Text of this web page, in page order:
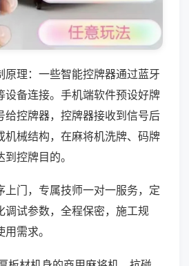
原理：一些智能控牌器通过蓝牙
设备连接。手机端软件预设好牌
给控牌器，控牌器接收到信号后
机械结构，在麻将机洗牌、码牌
控牌目的。
上门，专属技师一对一服务，定
调试参数，全程保密，施工规
需求。